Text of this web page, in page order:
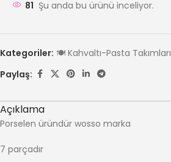
81 Şu anda bu ürünü inceliyor.
Kategoriler: 🍽️ Kahvaltı-Pasta Takımları
Paylaş:
Açıklama
Porselen üründür wosso marka
7 parçadır